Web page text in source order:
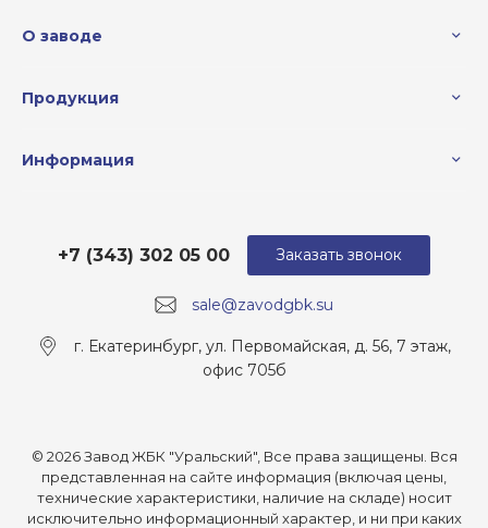
О заводе
Продукция
Информация
sale@zavodgbk.su
+7 (343) 302 05 00
г. Екатеринбург, ул. Первомайская, д. 56, 7 этаж,
офис 705б
Заказать звонок
© 2026 Завод ЖБК "Уральский", Все права защищены. Вся
представленная на сайте информация (включая цены,
технические характеристики, наличие на складе) носит
исключительно информационный характер, и ни при каких